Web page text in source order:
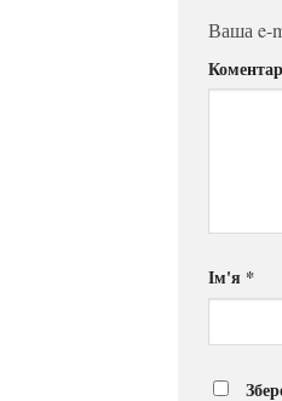
Ваша e-
Коментар
Ім'я *